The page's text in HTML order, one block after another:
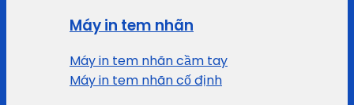
Máy in tem nhãn
Máy in tem nhãn cầm tay
Máy in tem nhãn cố định